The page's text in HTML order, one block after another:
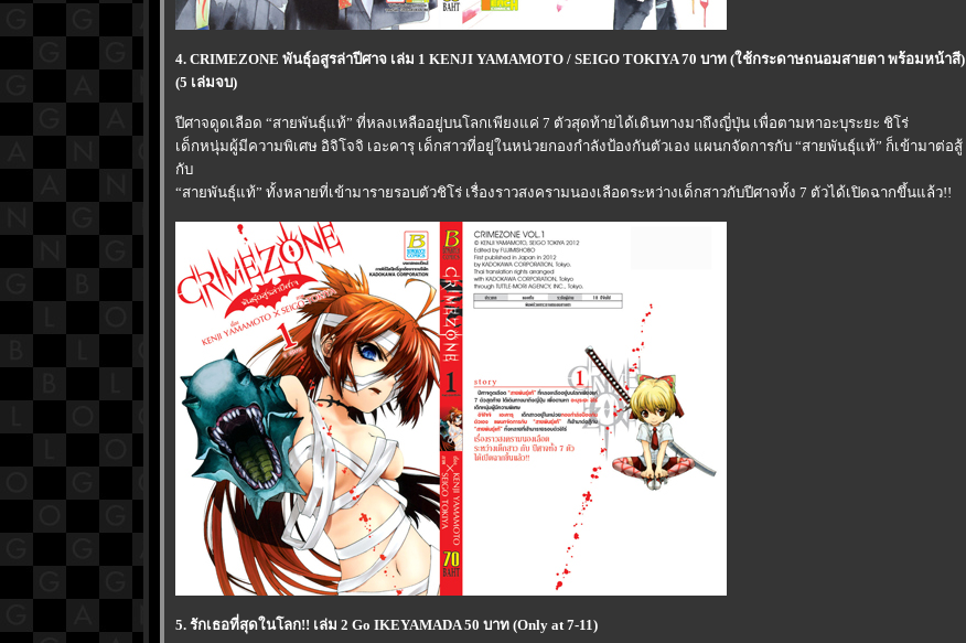
4. CRIMEZONE พันธุ์อสูรล่าปีศาจ เล่ม 1 KENJI YAMAMOTO / SEIGO TOKIYA 70 บาท (ใช้กระดาษถนอมสายตา พร้อมหน้าสี)
(5 เล่มจบ)
ปีศาจดูดเลือด “สายพันธุ์แท้” ที่หลงเหลืออยู่บนโลกเพียงแค่ 7 ตัวสุดท้ายได้เดินทางมาถึงญี่ปุ่น เพื่อตามหาอะบุระยะ ชิโร่
เด็กหนุ่มผู้มีความพิเศษ อิจิโจจิ เอะคารุ เด็กสาวที่อยู่ในหน่วยกองกำลังป้องกันตัวเอง แผนกจัดการกับ “สายพันธุ์แท้” ก็เข้ามาต่อสู้
กับ
“สายพันธุ์แท้” ทั้งหลายที่เข้ามารายรอบตัวชิโร่ เรื่องราวสงครามนองเลือดระหว่างเด็กสาวกับปีศาจทั้ง 7 ตัวได้เปิดฉากขึ้นแล้ว!!
5. รักเธอที่สุดในโลก!! เล่ม 2 Go IKEYAMADA 50 บาท (Only at 7-11)